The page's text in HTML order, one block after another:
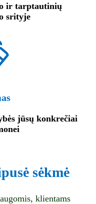
ir tarptautinių
srityje
jūsų konkrečiai
sėkmė
klientams